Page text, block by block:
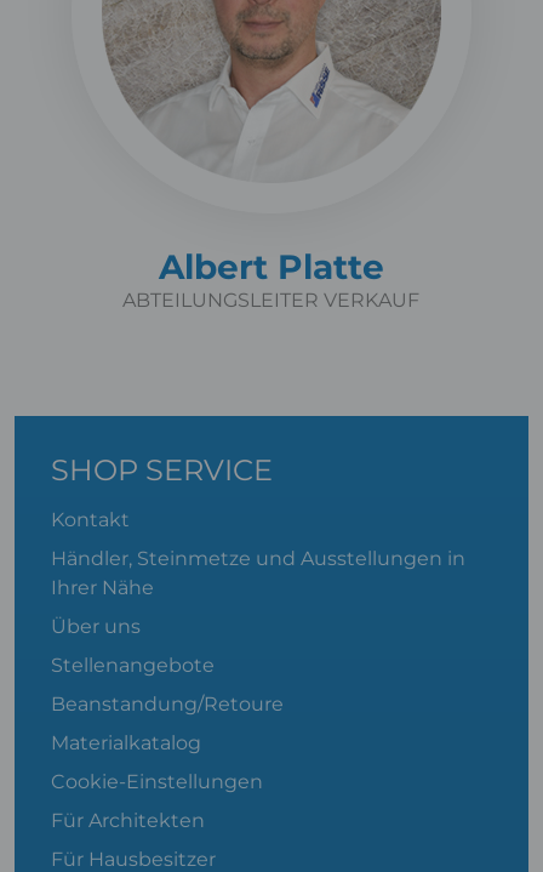
Albert Platte
ABTEILUNGSLEITER VERKAUF
SHOP SERVICE
Kontakt
Händler, Steinmetze und Ausstellungen in
Ihrer Nähe
Über uns
Stellenangebote
Beanstandung/Retoure
Materialkatalog
Cookie-Einstellungen
Für Architekten
Für Hausbesitzer